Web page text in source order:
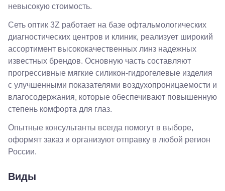
невысокую стоимость.
Сеть оптик 3Z работает на базе офтальмологических
диагностических центров и клиник, реализует широкий
ассортимент высококачественных линз надежных
известных брендов. Основную часть составляют
прогрессивные мягкие силикон-гидрогелевые изделия
с улучшенными показателями воздухопроницаемости и
влагосодержания, которые обеспечивают повышенную
степень комфорта для глаз.
Опытные консультанты всегда помогут в выборе,
оформят заказ и организуют отправку в любой регион
России.
Виды
Псекупская,
Ейск, ул.
Одесская,
48
Кропоткин,
ул.
Красная,
96
Крымск, ул.
Адагумская,
169И
Майкоп, ул.
208
Минеральные
Воды, ул. 50
Моздок,